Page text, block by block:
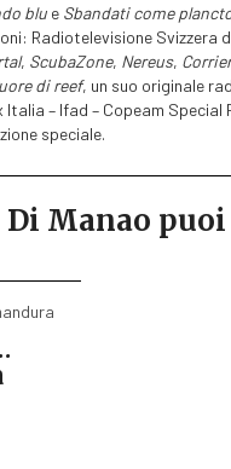
blu e Sbandati come
Radiotelevisione Svizzera
, ScubaZone, Nereus,
di reef, un suo originale
– Ifad – Copeam Special
speciale.
Di Manao